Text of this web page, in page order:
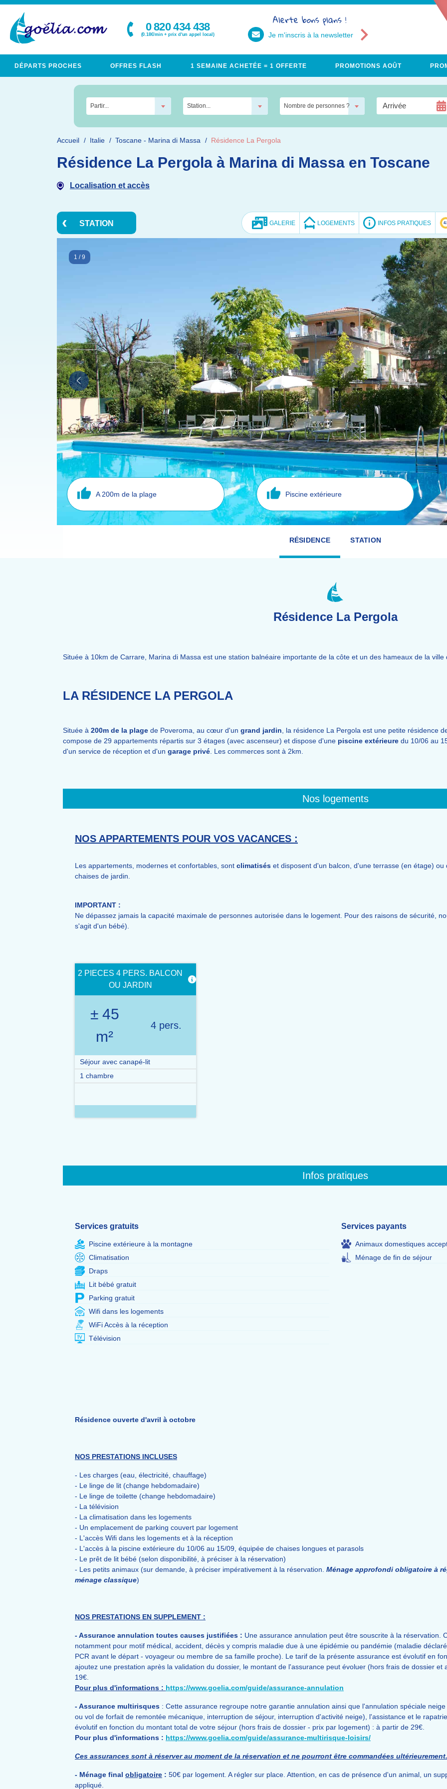
0 820 434 438
(0.18€/min + prix d'un appel local)
Alerte bons plans !
Je m'inscris à la newsletter
DÉPARTS PROCHES OFFRES FLASH 1 SEMAINE ACHETÉE = 1 OFFERTE PROMOTIONS AOÛT
Partir... Station... Nombre de personnes ?
Accueil Italie Toscane - Marina di Massa Résidence La Pergola
Résidence La Pergola à Marina di Massa en Toscane
Localisation et accès
STATION GALERIE LOGEMENTS INFOS PRATIQUES
1 /9
A 200m de la plage Piscine extérieure
RÉSIDENCE STATION
Résidence La Pergola
Située à 10km de Carrare, Marina di Massa est une station balnéaire importante de la côte et un des hameaux de la ville
LA RÉSIDENCE LA PERGOLA
Située à 200m de la plage de Poveroma, au cœur d'un grand jardin , la résidence La Pergola est une petite résidence
compose de 29 appartements répartis sur 3 étages (avec ascenseur) et dispose d'une piscine extérieure du 10/06 au
d'un service de réception et d'un garage privé . Les commerces sont à 2km.
Nos logements
NOS APPARTEMENTS POUR VOS VACANCES :
Les appartements, modernes et confortables, sont climatisés et disposent d'un balcon, d'une terrasse (en étage)
chaises de jardin.
IMPORTANT :
Ne dépassez jamais la capacité maximale de personnes autorisée dans le logement. Pour des raisons de sécurité,
s'agit d'un bébé).
2 PIECES 4 PERS. BALCON
OU JARDIN
± 45
m²
4 pers.
Séjour avec canapé-lit
1 chambre
Infos pratiques
Services gratuits
Piscine extérieure à la montagne
Climatisation
Draps
Lit bébé gratuit
Parking gratuit
Wifi dans les logements
WiFi Accès à la réception
Télévision
Services payants
Animaux domestiques
Ménage de fin de séjour
Résidence ouverte d'avril à octobre
NOS PRESTATIONS INCLUSES
- Les charges (eau, électricité, chauffage)
- Le linge de lit (change hebdomadaire)
- Le linge de toilette (change hebdomadaire)
- La télévision
- La climatisation dans les logements
- Un emplacement de parking couvert par logement
- L'accès Wifi dans les logements et à la réception
- L'accès à la piscine extérieure du 10/06 au 15/09, équipée de chaises longues et parasols
- Le prêt de lit bébé (selon disponibilité, à préciser à la réservation)
- Les petits animaux (sur demande, à préciser impérativement à la réservation. Ménage approfondi obligatoire à
ménage classique)
NOS PRESTATIONS EN SUPPLEMENT :
- Assurance annulation toutes causes justifiées : Une assurance annulation peut être souscrite à la réservation.
notamment pour motif médical, accident, décès y compris maladie due à une épidémie ou pandémie (maladie
PCR avant le départ - voyageur ou membre de sa famille proche). Le tarif de la présente assurance est évolutif en
ajoutez une prestation après la validation du dossier, le montant de l'assurance peut évoluer (hors frais de dossier
19€.
Pour plus d'informations : https://www.goelia.com/guide/assurance-annulation
- Assurance multirisques : Cette assurance regroupe notre garantie annulation ainsi que l'annulation spéciale
ou vol de forfait de remontée mécanique, interruption de séjour, interruption d'activité neige), l'assistance et le
évolutif en fonction du montant total de votre séjour (hors frais de dossier - prix par logement) : à partir de 29€.
Pour plus d'informations : https://www.goelia.com/guide/assurance-multirisque-loisirs/
Ces assurances sont à réserver au moment de la réservation et ne pourront être commandées ultérieurement.
- Ménage final obligatoire : 50€ par logement. A régler sur place. Attention, en cas de présence d'un animal, un
appliqué.